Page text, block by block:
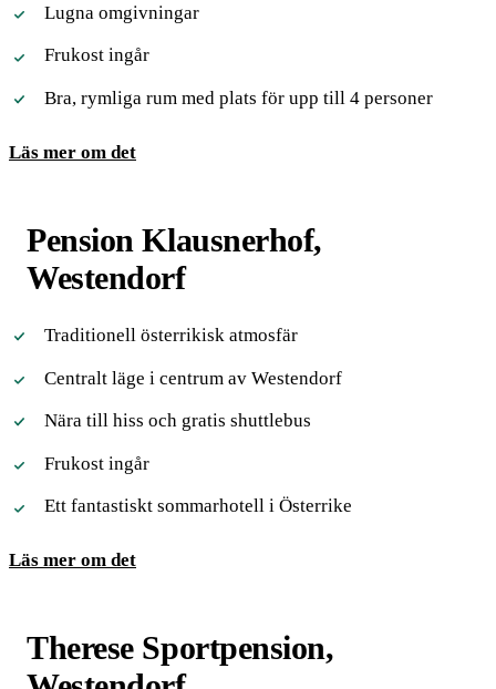
Lugna omgivningar
Frukost ingår
Bra, rymliga rum med plats för upp till 4 personer
Läs mer om det
Pension Klausnerhof,
Westendorf
Traditionell österrikisk atmosfär
Centralt läge i centrum av Westendorf
Nära till hiss och gratis shuttlebus
Frukost ingår
Ett fantastiskt sommarhotell i Österrike
Läs mer om det
Therese Sportpension,